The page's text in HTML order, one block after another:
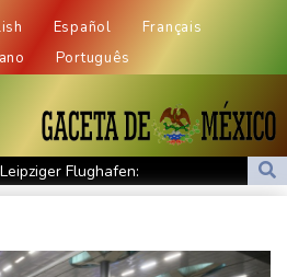
Español
Français
Português
Flughafen:
Ermittlungen